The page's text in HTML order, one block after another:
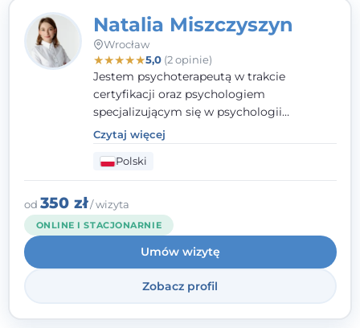
Natalia Miszczyszyn
Wrocław
★★★★★5,0(2 opinie)
Jestem psychoterapeutą w trakcie
certyfikacji oraz psychologiem
specjalizującym się w psychologii
klinicznej. Ukończyłam również studia
podyplomowe z Praktycznej Diagnozy
Psychologicznej. Aktywnie uczestniczę w
działalności Polskiego Towarzystwa
Psychiatrycznego oraz Polskiego
Towarzystwa Psychologicznego, a także
jestem członkiem nadzwyczajnym
Wielkopolskiego Towarzystwa Terapii
Systemowej.
Czytaj więcej
Polski
od 350 zł/ wizyta
ONLINE I STACJONARNIE
Umów wizytę
Zobacz profil